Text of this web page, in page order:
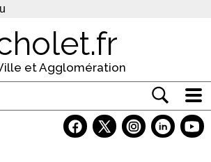
et Agglomération